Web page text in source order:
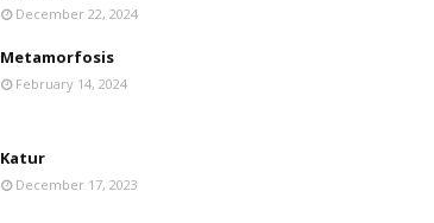
December 22, 2024
Metamorfosis
February 14, 2024
Katur
December 17, 2023